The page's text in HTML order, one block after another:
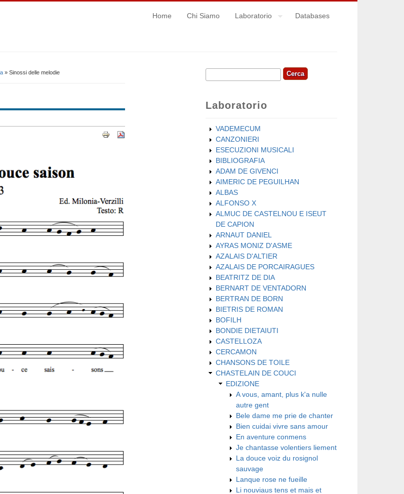
Home Chi Siamo Laboratorio Databases
» Sinossi delle melodie
Form di ricerca
Cerca
Laboratorio
VADEMECUM
CANZONIERI
ESECUZIONI MUSICALI
BIBLIOGRAFIA
ADAM DE GIVENCI
AIMERIC DE PEGUILHAN
ALBAS
ALFONSO X
ALMUC DE CASTELNOU E ISEUT
DE CAPION
ARNAUT DANIEL
AYRAS MONIZ D'ASME
AZALAIS D'ALTIER
AZALAIS DE PORCAIRAGUES
BEATRITZ DE DIA
BERNART DE VENTADORN
BERTRAN DE BORN
BIETRIS DE ROMAN
BOFILH
BONDIE DIETAIUTI
CASTELLOZA
CERCAMON
CHANSONS DE TOILE
CHASTELAIN DE COUCI
EDIZIONE
A vous, amant, plus k'a nulle
autre gent
Bele dame me prie de chanter
Bien cuidai vivre sans amour
En aventure conmens
Je chantasse volentiers liement
La douce voiz du rosignol
sauvage
Lanque rose ne fueille
Li nouviaus tens et mais et